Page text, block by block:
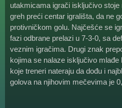
utakmicama igrači isključivo
greh preći centar igrališta, da ne
protivničkom golu. Najčešće se
fazi odbrane prelazi u 7-3-0, sa
veznim igračima. Drugi znak
kojima se nalaze isključivo mlađe
koje treneri nateraju da dođu i
golova na njihovim mečevima je